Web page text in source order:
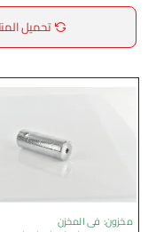
تحميل
مخزون: فى المخزن